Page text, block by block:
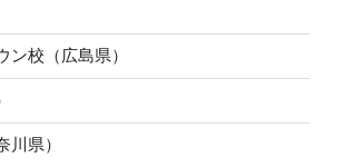
ン校（広島県）
川県）